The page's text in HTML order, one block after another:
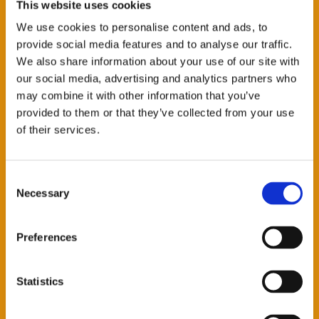
This website uses cookies
We use cookies to personalise content and ads, to
provide social media features and to analyse our traffic.
We also share information about your use of our site with
our social media, advertising and analytics partners who
may combine it with other information that you’ve
provided to them or that they’ve collected from your use
of their services.
Selection
Necessary
Preferences
Statistics
AZIENDA *
CITTÀ
TELEFONO